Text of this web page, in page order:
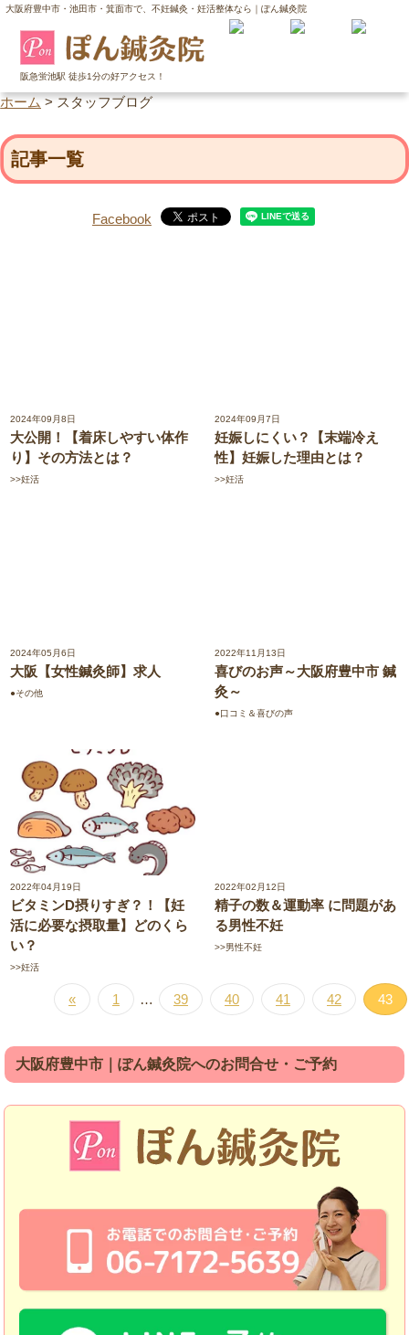
大阪府豊中市・池田市・箕面市で、不妊鍼灸・妊活整体なら｜ぽん鍼灸院
阪急蛍池駅 徒歩1分の好アクセス！
ホーム>スタッフブログ
記事一覧
Facebook
2024年09月8日
大公開！【着床しやすい体作
り】その方法とは？
>>妊活
2024年09月7日
妊娠しにくい？【末端冷え
性】妊娠した理由とは？
>>妊活
2024年05月6日
大阪【女性鍼灸師】求人
●その他
2022年11月13日
喜びのお声～大阪府豊中市 鍼
灸～
●口コミ＆喜びの声
2022年04月19日
ビタミンD摂りすぎ？！【妊
活に必要な摂取量】どのくら
い？
>>妊活
2022年02月12日
精子の数＆運動率 に問題があ
る男性不妊
>>男性不妊
« 1 … 39 40 41 42 43
大阪府豊中市｜ぽん鍼灸院へのお問合せ・ご予約